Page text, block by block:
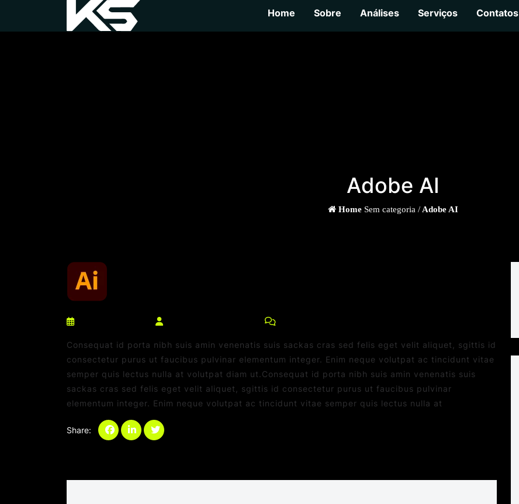
Home Sobre Análises Serviços Contatos
Adobe AI
Home Sem categoria /Adobe AI
Consequat id porta nibh suis amin venenatis suis sackas cras sed felis eget velit aliquet, sgittis id
consectetur purus ut faucibus pulvinar elementum integer. Enim neque volutpat ac tincidunt vitae
semper quis lectus nulla at volutpat diam ut.Consequat id porta nibh suis amin venenatis suis
sackas cras sed felis eget velit aliquet, sgittis id consectetur purus ut faucibus pulvinar
elementum integer. Enim neque volutpat ac tincidunt vitae semper quis lectus nulla at
Share: